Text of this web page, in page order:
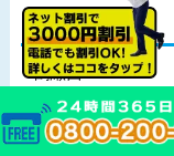
た行
鶴瀬西
鶴馬（大字）